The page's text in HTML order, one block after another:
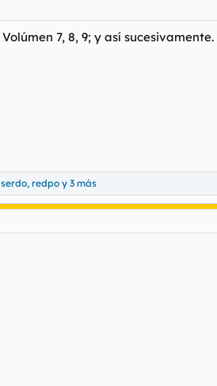
7, 8, 9; y así sucesivamente.
serdo, redpo y 3 más